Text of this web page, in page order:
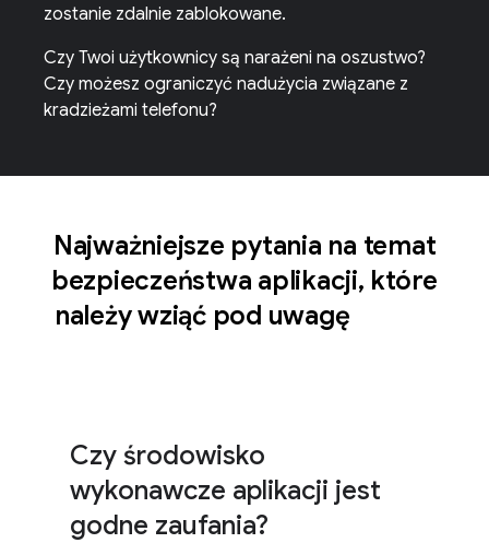
zostanie zdalnie zablokowane.
Czy Twoi użytkownicy są narażeni na oszustwo?
Czy możesz ograniczyć nadużycia związane z
kradzieżami telefonu?
Najważniejsze pytania na temat
bezpieczeństwa aplikacji, które
należy wziąć pod uwagę
Czy środowisko
wykonawcze aplikacji jest
godne zaufania?